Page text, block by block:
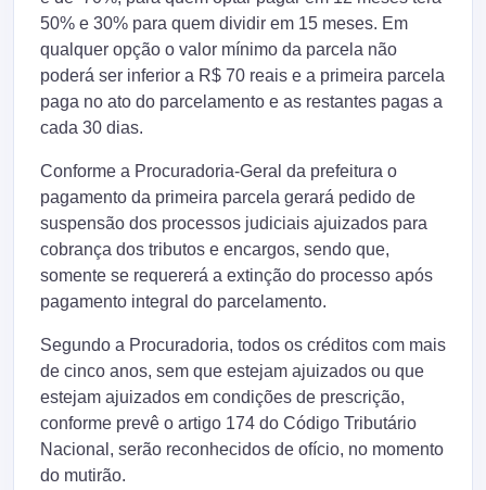
50% e 30% para quem dividir em 15 meses. Em
qualquer opção o valor mínimo da parcela não
poderá ser inferior a R$ 70 reais e a primeira parcela
paga no ato do parcelamento e as restantes pagas a
cada 30 dias.
Conforme a Procuradoria-Geral da prefeitura o
pagamento da primeira parcela gerará pedido de
suspensão dos processos judiciais ajuizados para
cobrança dos tributos e encargos, sendo que,
somente se requererá a extinção do processo após
pagamento integral do parcelamento.
Segundo a Procuradoria, todos os créditos com mais
de cinco anos, sem que estejam ajuizados ou que
estejam ajuizados em condições de prescrição,
conforme prevê o artigo 174 do Código Tributário
Nacional, serão reconhecidos de ofício, no momento
do mutirão.